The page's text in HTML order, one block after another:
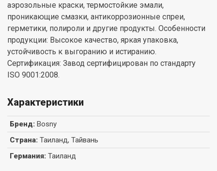
аэрозольные краски, термостойкие эмали,
проникающие смазки, антикоррозионные спреи,
герметики, полироли и другие продукты. Особенности
продукции: Высокое качество, яркая упаковка,
устойчивость к выгоранию и истиранию.
Сертификация: Завод сертифицирован по стандарту
ISO 9001:2008.
Характеристики
Бренд: Bosny
Страна: Таиланд, Тайвань
Германия: Таиланд